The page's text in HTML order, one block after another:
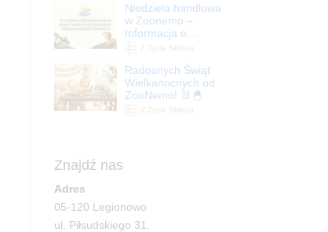
| ZooNemo
Niedziela handlowa
w Zoonemo –
Informacja o
Radosnych Świąt
Wielkanocnych od
ZooNemo! 🐰🐣
Znajdź nas
Adres
05-120 Legionowo
ul. Piłsudskiego 31,